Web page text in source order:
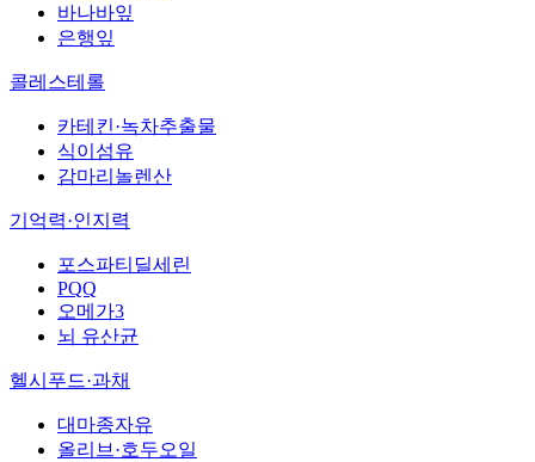
바나바잎
은행잎
콜레스테롤
카테킨·녹차추출물
식이섬유
감마리놀렌산
기억력·인지력
포스파티딜세린
PQQ
오메가3
뇌 유산균
헬시푸드·과채
대마종자유
올리브·호두오일